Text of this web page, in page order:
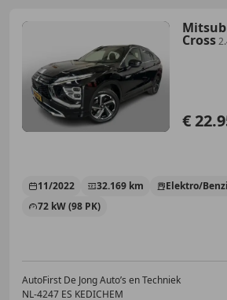
Cross
€
11/2022 32.169 km
Elektro/
72 kW (98 PK)
AutoFirst De Jong Auto’s en Techniek
NL-4247 ES KEDICHEM